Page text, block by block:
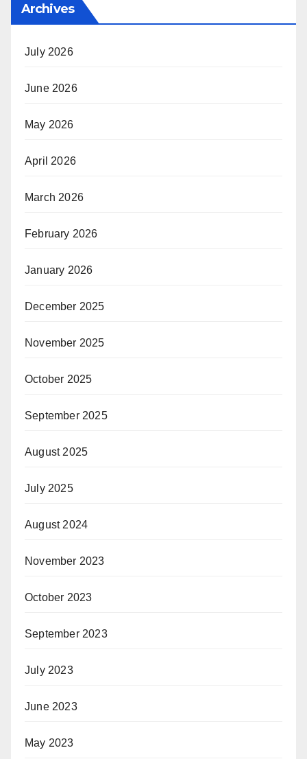
Archives
July 2026
June 2026
May 2026
April 2026
March 2026
February 2026
January 2026
December 2025
November 2025
October 2025
September 2025
August 2025
July 2025
August 2024
November 2023
October 2023
September 2023
July 2023
June 2023
May 2023